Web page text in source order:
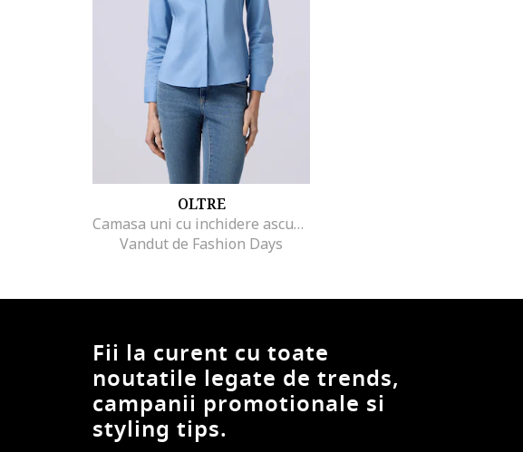
OLTRE
Camasa uni cu inchidere ascunsa
Vandut de Fashion Days
Fii la curent cu toate
noutatile legate de trends,
campanii promotionale si
styling tips.